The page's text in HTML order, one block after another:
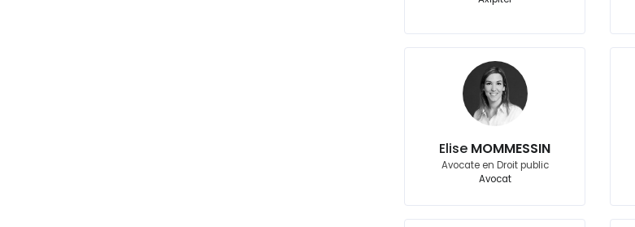
Elise MOMMESSIN
Avocate en Droit public
Avocat